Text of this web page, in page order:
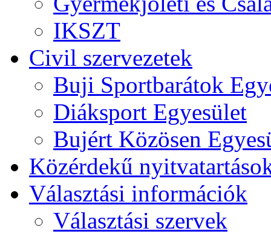
IKSZT
Civil szervezetek
Buji Sportbarátok
Diáksport Egyesület
Bujért Közösen
Közérdekű
Választási információk
Választási szervek